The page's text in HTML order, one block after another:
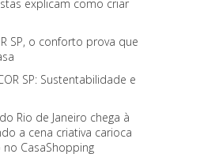
explicam como criar
SP, o conforto prova que
SP: Sustentabilidade e
Rio de Janeiro chega à
a cena criativa carioca
CasaShopping